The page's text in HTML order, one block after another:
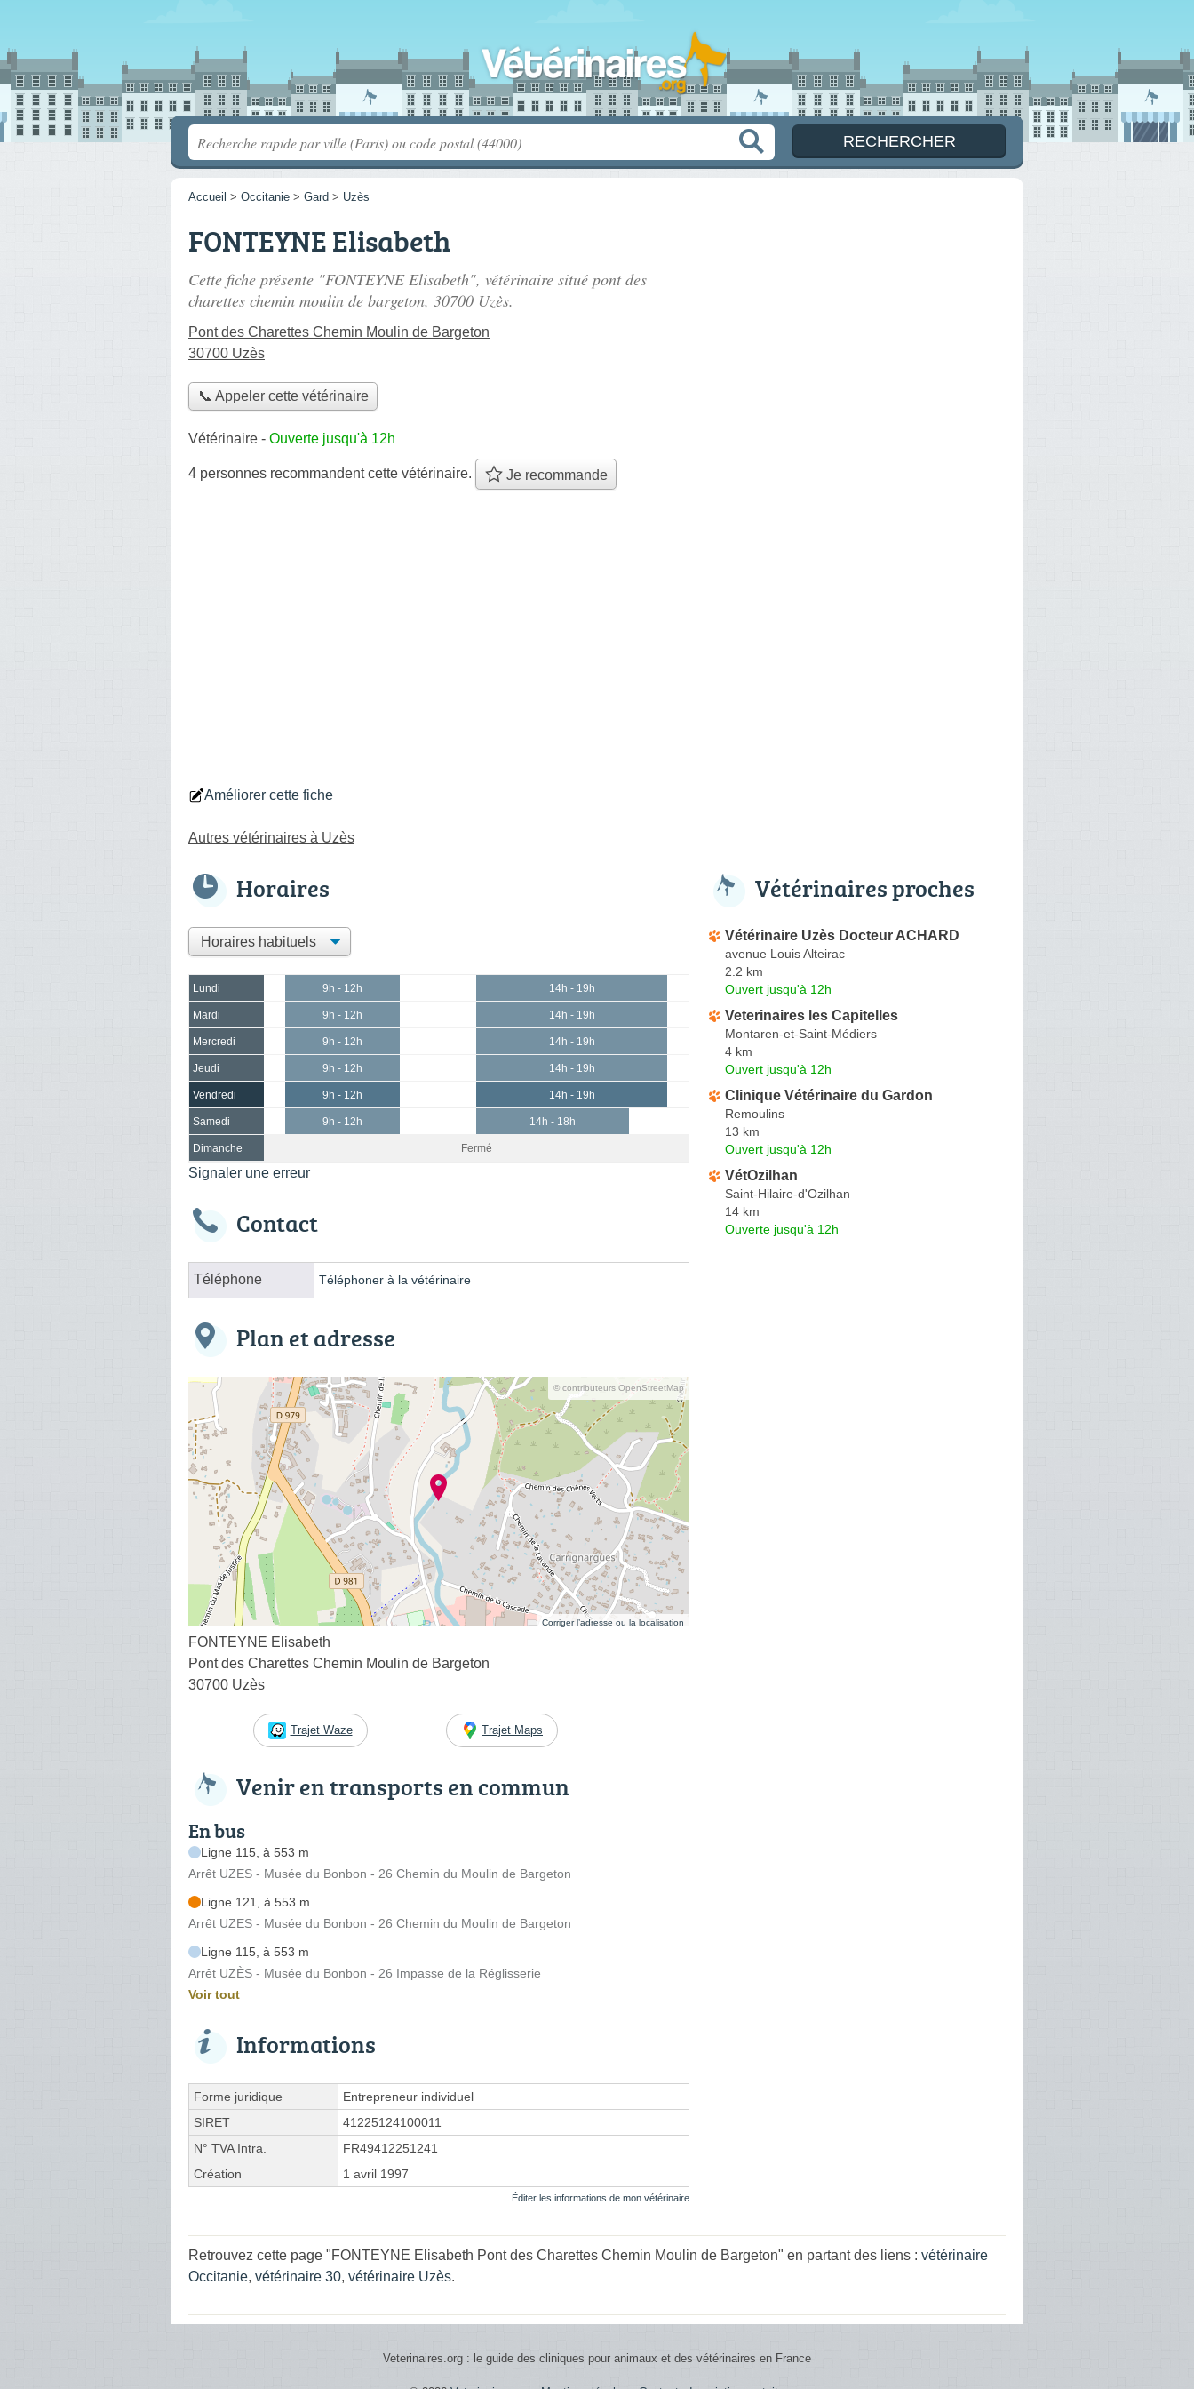
Accueil > Occitanie > Gard > Uzès
FONTEYNE Elisabeth
Cette fiche présente "FONTEYNE Elisabeth", vétérinaire situé pont des
charettes chemin moulin de bargeton, 30700 Uzès.
Pont des Charettes Chemin Moulin de Bargeton
30700 Uzès
📞 Appeler cette vétérinaire
Vétérinaire - Ouverte jusqu'à 12h
4 personnes recommandentcette vétérinaire. Je recommande
Améliorer cette fiche
Autres vétérinaires à Uzès
Horaires
Lundi 9h - 12h 14h - 19h
Mardi 9h - 12h 14h - 19h
Mercredi 9h - 12h 14h - 19h
Jeudi 9h - 12h 14h - 19h
Vendredi 9h - 12h 14h - 19h
Samedi 9h - 12h 14h - 18h
Dimanche Fermé
Signaler une erreur
Contact
Téléphone Téléphoner à la vétérinaire
Plan et adresse
© contributeurs OpenStreetMap
Corriger l’adresse ou la localisation
FONTEYNE Elisabeth
Pont des Charettes Chemin Moulin de Bargeton
30700 Uzès
Trajet Waze Trajet Maps
Venir en transports en commun
En bus
Ligne 115, à 553 m
Arrêt UZES - Musée du Bonbon - 26 Chemin du Moulin de Bargeton
Ligne 121, à 553 m
Arrêt UZES - Musée du Bonbon - 26 Chemin du Moulin de Bargeton
Ligne 115, à 553 m
Arrêt UZÈS - Musée du Bonbon - 26 Impasse de la Réglisserie
Voir tout
Informations
Forme juridique
Entrepreneur individuel
SIRET
41225124100011
N° TVA Intra.
FR49412251241
Création
1 avril 1997
Éditer les informations de mon vétérinaire
Vétérinaires proches
Vétérinaire Uzès Docteur ACHARD
avenue Louis Alteirac
2.2 km
Ouvert jusqu'à 12h
Veterinaires les Capitelles
Montaren-et-Saint-Médiers
4 km
Ouvert jusqu'à 12h
Clinique Vétérinaire du Gardon
Remoulins
13 km
Ouvert jusqu'à 12h
VétOzilhan
Saint-Hilaire-d'Ozilhan
14 km
Ouverte jusqu'à 12h
Retrouvez cette page "FONTEYNE Elisabeth Pont des Charettes Chemin Moulin de Bargeton" en partant des liens : vétérinaire
Occitanie, vétérinaire 30, vétérinaire Uzès.
Veterinaires.org : le guide des cliniques pour animaux et des vétérinaires en France